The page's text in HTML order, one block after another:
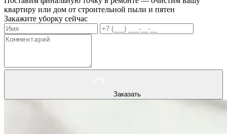
квартиру или дом от строительной пыли и пятен
Закажите уборку сейчас
Заказать